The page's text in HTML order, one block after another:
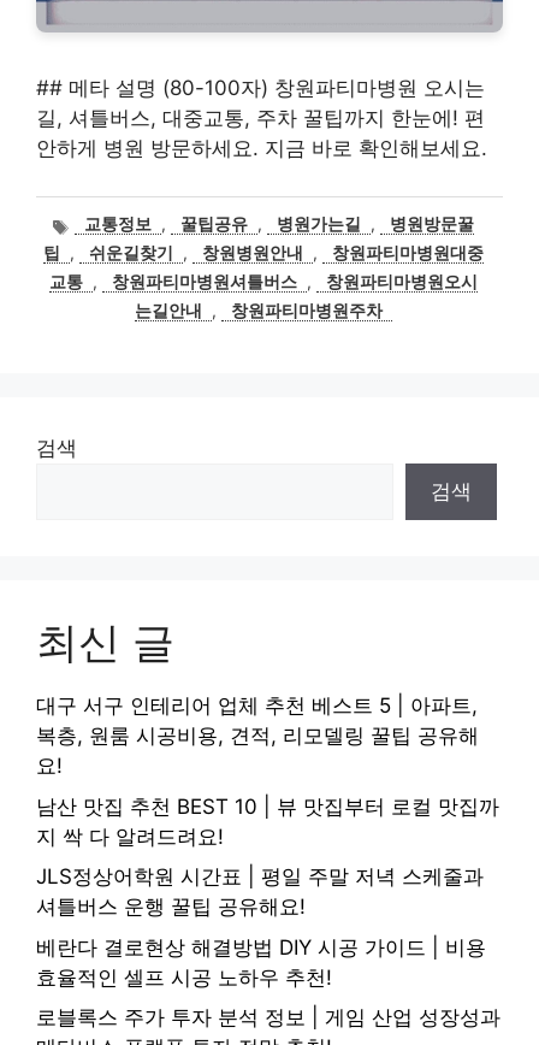
## 메타 설명 (80-100자) 창원파티마병원 오시는
길, 셔틀버스, 대중교통, 주차 꿀팁까지 한눈에! 편
안하게 병원 방문하세요. 지금 바로 확인해보세요.
태교통정보 , 꿀팁공유 , 병원가는길 ,
병원방문꿀
팁
, 쉬운길찾기 , 창원병원안내 ,
창원파티마병원대중
교통 , 창원파티마병원셔틀버스 ,
창원파티마병원오시
는길안내
, 창원파티마병원주차
검색
검색
최신 글
대구 서구 인테리어 업체 추천 베스트 5 | 아파트,
복층, 원룸 시공비용, 견적, 리모델링 꿀팁 공유해
요!
남산 맛집 추천 BEST 10 | 뷰 맛집부터 로컬 맛집까
지 싹 다 알려드려요!
JLS정상어학원 시간표 | 평일 주말 저녁 스케줄과
셔틀버스 운행 꿀팁 공유해요!
베란다 결로현상 해결방법 DIY 시공 가이드 | 비용
효율적인 셀프 시공 노하우 추천!
로블록스 주가 투자 분석 정보 | 게임 산업 성장성과